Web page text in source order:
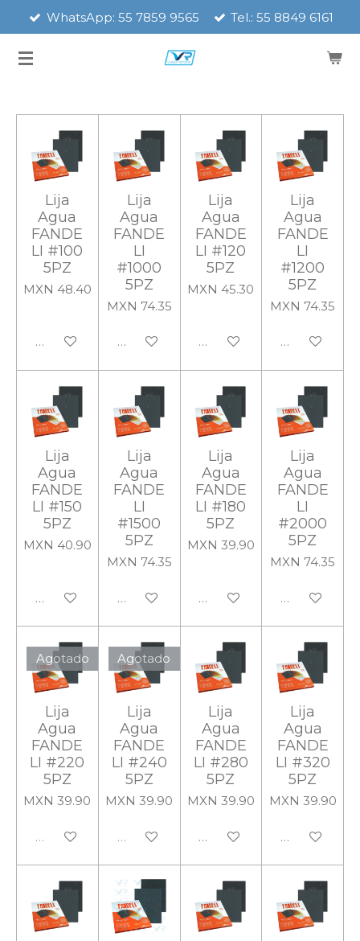
contenido
WhatsApp: 55 7859 9565 Tel.: 55 8849 6161
Lija
Agua
FANDE
LI #100
5PZ
MXN 48.40
Añadir al carrito
Lija
Agua
FANDE
LI
#1000
5PZ
MXN 74.35
Añadir al carrito
Lija
Agua
FANDE
LI #120
5PZ
MXN 45.30
Añadir al carrito
Lija
Agua
FANDE
LI
#1200
5PZ
MXN 74.35
Añadir al
Lija
Agua
FANDE
LI #150
5PZ
MXN 40.90
Añadir al carrito
Lija
Agua
FANDE
LI
#1500
5PZ
MXN 74.35
Añadir al carrito
Lija
Agua
FANDE
LI #180
5PZ
MXN 39.90
Añadir al carrito
Lija
Agua
FANDE
LI
#2000
5PZ
MXN 74.35
Añadir al
Agotado
Lija
Agua
FANDE
LI #220
5PZ
MXN 39.90
Agotado
Agotado
Lija
Agua
FANDE
LI #240
5PZ
MXN 39.90
Agotado
Lija
Agua
FANDE
LI #280
5PZ
MXN 39.90
Añadir al carrito
Lija
Agua
FANDE
LI #320
5PZ
MXN 39.90
Añadir al